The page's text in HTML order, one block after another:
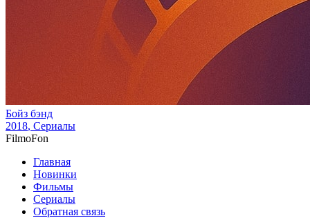
Бойз бэнд
2018, Сериалы
FilmoFon
Главная
Новинки
Фильмы
Сериалы
Обратная связь